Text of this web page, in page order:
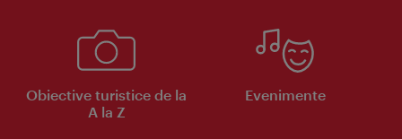
Obiective turistice de la
A la Z
Evenimente